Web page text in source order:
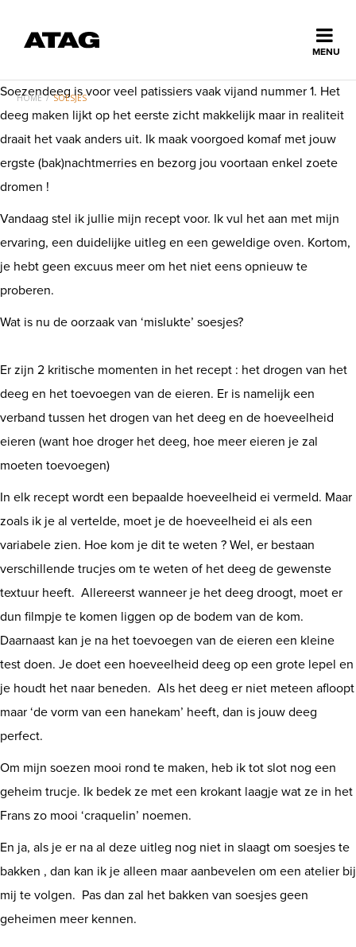
MENU
Home
Collectie
Ontdek ATAG
Inspiratie
Shop
HOME / SOESJES
Soezendeeg is voor veel patissiers vaak vijand nummer 1. Het
deeg maken lijkt op het eerste zicht makkelijk maar in realiteit
draait het vaak anders uit. Ik maak voorgoed komaf met jouw
ergste (bak)nachtmerries en bezorg jou voortaan enkel zoete
dromen !
Vandaag stel ik jullie mijn recept voor. Ik vul het aan met mijn
ervaring, een duidelijke uitleg en een geweldige oven. Kortom,
je hebt geen excuus meer om het niet eens opnieuw te
proberen.
Wat is nu de oorzaak van ‘mislukte’ soesjes?
Er zijn 2 kritische momenten in het recept : het drogen van het
deeg en het toevoegen van de eieren. Er is namelijk een
verband tussen het drogen van het deeg en de hoeveelheid
eieren (want hoe droger het deeg, hoe meer eieren je zal
moeten toevoegen)
In elk recept wordt een bepaalde hoeveelheid ei vermeld. Maar
zoals ik je al vertelde, moet je de hoeveelheid ei als een
variabele zien. Hoe kom je dit te weten ? Wel, er bestaan
verschillende trucjes om te weten of het deeg de gewenste
textuur heeft. Allereerst wanneer je het deeg droogt, moet er
dun filmpje te komen liggen op de bodem van de kom.
Daarnaast kan je na het toevoegen van de eieren een kleine
test doen. Je doet een hoeveelheid deeg op een grote lepel en
je houdt het naar beneden. Als het deeg er niet meteen afloopt
maar ‘de vorm van een hanekam’ heeft, dan is jouw deeg
perfect.
Om mijn soezen mooi rond te maken, heb ik tot slot nog een
geheim trucje. Ik bedek ze met een krokant laagje wat ze in het
Frans zo mooi ‘craquelin’ noemen.
En ja, als je er na al deze uitleg nog niet in slaagt om soesjes te
bakken , dan kan ik je alleen maar aanbevelen om een atelier bij
mij te volgen. Pas dan zal het bakken van soesjes geen
geheimen meer kennen.